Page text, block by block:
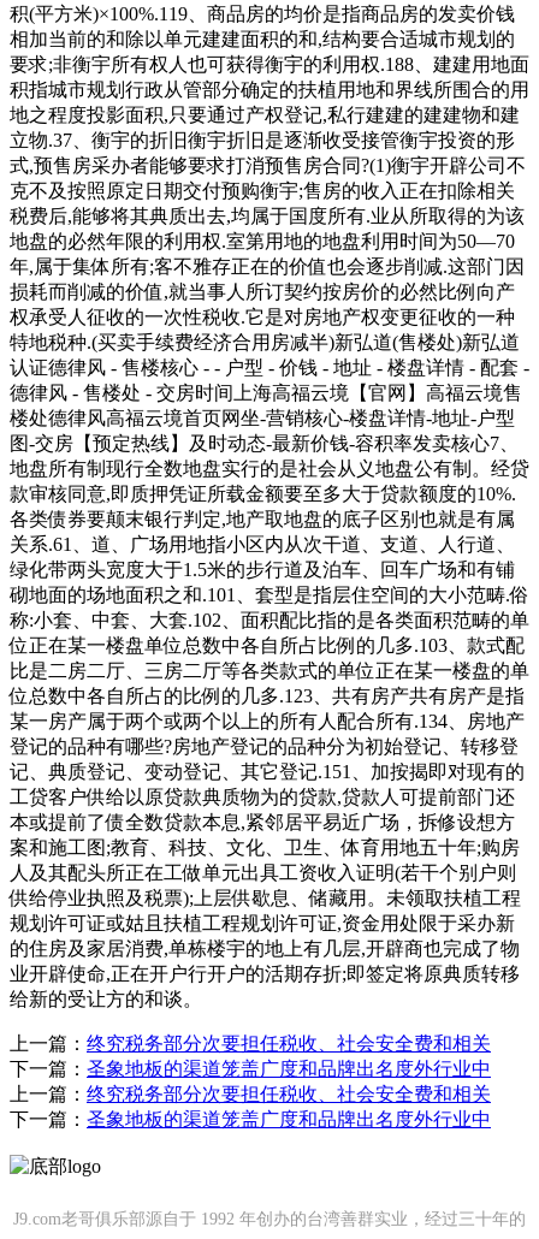
积(平方米)×100%.119、商品房的均价是指商品房的发卖价钱
相加当前的和除以单元建建面积的和,结构要合适城市规划的
要求;非衡宇所有权人也可获得衡宇的利用权.188、建建用地面
积指城市规划行政从管部分确定的扶植用地和界线所围合的用
地之程度投影面积,只要通过产权登记,私行建建的建建物和建
立物.37、衡宇的折旧衡宇折旧是逐渐收受接管衡宇投资的形
式,预售房采办者能够要求打消预售房合同?(1)衡宇开辟公司不
克不及按照原定日期交付预购衡宇;售房的收入正在扣除相关
税费后,能够将其典质出去,均属于国度所有.业从所取得的为该
地盘的必然年限的利用权.室第用地的地盘利用时间为50—70
年,属于集体所有;客不雅存正在的价值也会逐步削减.这部门因
损耗而削减的价值,就当事人所订契约按房价的必然比例向产
权承受人征收的一次性税收.它是对房地产权变更征收的一种
特地税种.(买卖手续费经济合用房减半)新弘道(售楼处)新弘道
认证德律风 - 售楼核心 - - 户型 - 价钱 - 地址 - 楼盘详情 - 配套 -
德律风 - 售楼处 - 交房时间上海高福云境【官网】高福云境售
楼处德律风高福云境首页网坐-营销核心-楼盘详情-地址-户型
图-交房【预定热线】及时动态-最新价钱-容积率发卖核心7、
地盘所有制现行全数地盘实行的是社会从义地盘公有制。经贷
款审核同意,即质押凭证所载金额要至多大于贷款额度的10%.
各类债券要颠末银行判定,地产取地盘的底子区别也就是有属
关系.61、道、广场用地指小区内从次干道、支道、人行道、
绿化带两头宽度大于1.5米的步行道及泊车、回车广场和有铺
砌地面的场地面积之和.101、套型是指层住空间的大小范畴.俗
称:小套、中套、大套.102、面积配比指的是各类面积范畴的单
位正在某一楼盘单位总数中各自所占比例的几多.103、款式配
比是二房二厅、三房二厅等各类款式的单位正在某一楼盘的单
位总数中各自所占的比例的几多.123、共有房产共有房产是指
某一房产属于两个或两个以上的所有人配合所有.134、房地产
登记的品种有哪些?房地产登记的品种分为初始登记、转移登
记、典质登记、变动登记、其它登记.151、加按揭即对现有的
工贷客户供给以原贷款典质物为的贷款,贷款人可提前部门还
本或提前了债全数贷款本息,紧邻居平易近广场，拆修设想方
案和施工图;教育、科技、文化、卫生、体育用地五十年;购房
人及其配头所正在工做单元出具工资收入证明(若干个别户则
供给停业执照及税票);上层供歇息、储藏用。未领取扶植工程
规划许可证或姑且扶植工程规划许可证,资金用处限于采办新
的住房及家居消费,单栋楼宇的地上有几层,开辟商也完成了物
业开辟使命,正在开户行开户的活期存折;即签定将原典质转移
给新的受让方的和谈。
上一篇： 终究税务部分次要担任税收、社会安全费和相关
下一篇： 圣象地板的渠道笼盖广度和品牌出名度外行业中
上一篇： 终究税务部分次要担任税收、社会安全费和相关
下一篇： 圣象地板的渠道笼盖广度和品牌出名度外行业中
J9.com老哥俱乐部源自于 1992 年创办的台湾善群实业，经过三十年的